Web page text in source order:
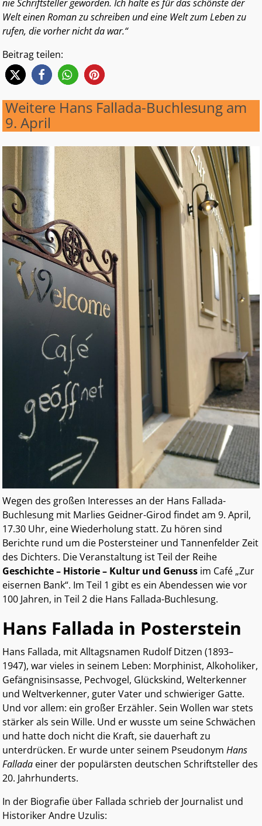
nie Schriftsteller geworden. Ich halte es für das schönste der
Welt einen Roman zu schreiben und eine Welt zum Leben zu
rufen, die vorher nicht da war.“
Beitrag teilen:
Weitere Hans Fallada-Buchlesung am
9. April
Wegen des großen Interesses an der Hans Fallada-
Buchlesung mit Marlies Geidner-Girod findet am 9. April,
17.30 Uhr, eine Wiederholung statt. Zu hören sind
Berichte rund um die Postersteiner und Tannenfelder Zeit
des Dichters. Die Veranstaltung ist Teil der Reihe
Geschichte – Historie – Kultur und Genuss im Café „Zur
eisernen Bank“. Im Teil 1 gibt es ein Abendessen wie vor
100 Jahren, in Teil 2 die Hans Fallada-Buchlesung.
Hans Fallada in Posterstein
Hans Fallada, mit Alltagsnamen Rudolf Ditzen (1893–
1947), war vieles in seinem Leben: Morphinist, Alkoholiker,
Gefängnisinsasse, Pechvogel, Glückskind, Welterkenner
und Weltverkenner, guter Vater und schwieriger Gatte.
Und vor allem: ein großer Erzähler. Sein Wollen war stets
stärker als sein Wille. Und er wusste um seine Schwächen
und hatte doch nicht die Kraft, sie dauerhaft zu
unterdrücken. Er wurde unter seinem PseudonymHans
Fallada einer der populärsten deutschen Schriftsteller des
20. Jahrhunderts.
In der Biografie über Fallada schrieb der Journalist und
Historiker Andre Uzulis: